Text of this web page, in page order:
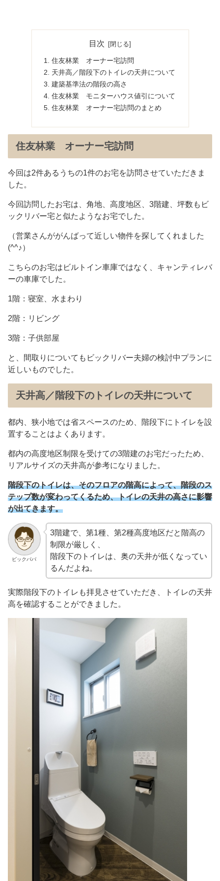
目次
住友林業 オーナー宅訪問
天井高／階段下のトイレの天井について
建築基準法の階段の高さ
住友林業 モニターハウス値引について
住友林業 オーナー宅訪問のまとめ
住友林業 オーナー宅訪問
今回は2件あるうちの1件のお宅を訪問させていただきま
した。
今回訪問したお宅は、角地、高度地区、3階建、坪数もビ
ックリバー宅と似たようなお宅でした。
（営業さんががんばって近しい物件を探してくれました
(^^♪）
こちらのお宅はビルトイン車庫ではなく、キャンティレバ
ーの車庫でした。
1階：寝室、水まわり
2階：リビング
3階：子供部屋
と、間取りについてもビックリバー夫婦の検討中プランに
近しいものでした。
天井高／階段下のトイレの天井について
都内、狭小地では省スペースのため、階段下にトイレを設
置することはよくあります。
都内の高度地区制限を受けての3階建のお宅だったため、
リアルサイズの天井高が参考になりました。
階段下のトイレは、そのフロアの階高によって、階段のス
テップ数が変わってくるため、トイレの天井の高さに影響
が出てきます。
ビックパパ
3階建で、第1種、第2種高度地区だと階高の
制限が厳しく、
階段下のトイレは、奥の天井が低くなってい
るんだよね。
実際階段下のトイレも拝見させていただき、トイレの天井
高を確認することができました。